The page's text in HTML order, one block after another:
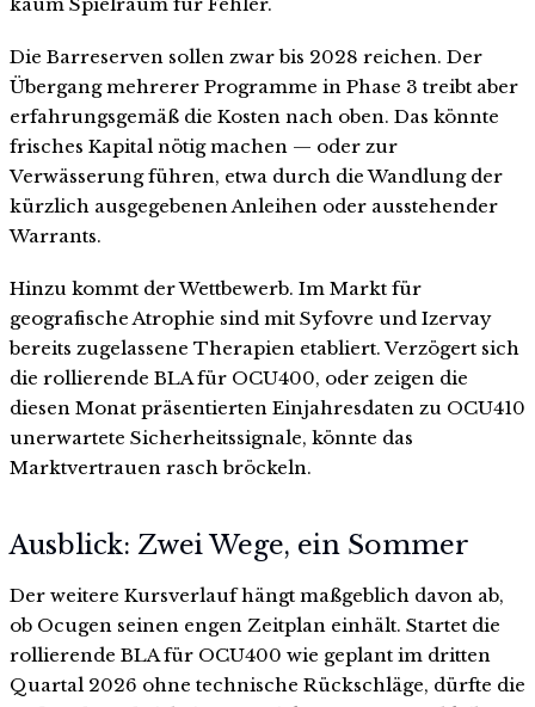
Die Barreserven sollen zwar bis 2028 reichen. Der
Übergang mehrerer Programme in Phase 3 treibt aber
erfahrungsgemäß die Kosten nach oben. Das könnte
frisches Kapital nötig machen — oder zur
Verwässerung führen, etwa durch die Wandlung der
kürzlich ausgegebenen Anleihen oder ausstehender
Warrants.
Hinzu kommt der Wettbewerb. Im Markt für
geografische Atrophie sind mit Syfovre und Izervay
bereits zugelassene Therapien etabliert. Verzögert sich
die rollierende BLA für OCU400, oder zeigen die
diesen Monat präsentierten Einjahresdaten zu OCU410
unerwartete Sicherheitssignale, könnte das
Marktvertrauen rasch bröckeln.
Ausblick: Zwei Wege, ein Sommer
Der weitere Kursverlauf hängt maßgeblich davon ab,
ob Ocugen seinen engen Zeitplan einhält. Startet die
rollierende BLA für OCU400 wie geplant im dritten
Quartal 2026 ohne technische Rückschläge, dürfte die